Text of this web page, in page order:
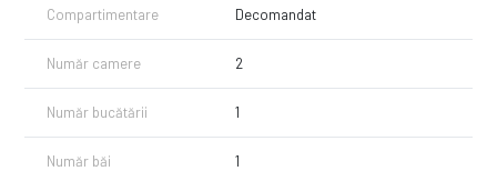
Compartimentare Decomandat
Număr camere 2
Număr bucătării 1
Număr băi 1